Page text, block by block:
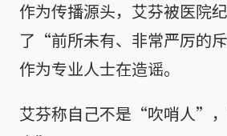
作为传播源头，艾芬被医院
了“前所未有、非常严厉的
作为专业人士在造谣。
艾芬称自己不是“吹哨人”